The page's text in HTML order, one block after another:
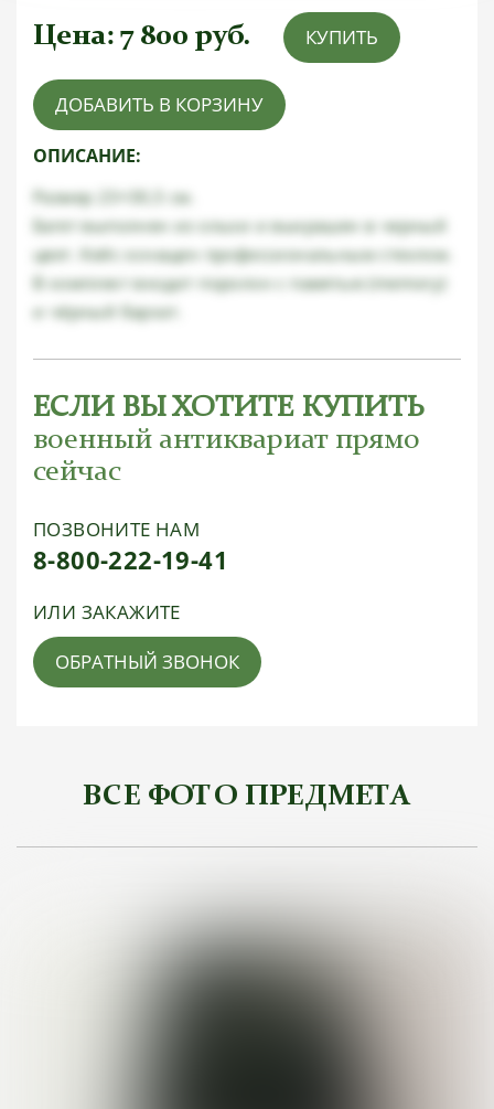
Цена: 7 800 руб. КУПИТЬ
ДОБАВИТЬ В КОРЗИНУ
ОПИСАНИЕ:
Размер 23×30,5 см.
Багет выполнен из ольхи и выкрашен в черный
цвет. Кейс оснащен профессиональным стеклом.
В комплект входит поролон с памятью (memory)
и чёрный бархат.
ЕСЛИ ВЫ ХОТИТЕ КУПИТЬ
военный антиквариат прямо
сейчас
ПОЗВОНИТЕ НАМ
8-800-222-19-41
ИЛИ ЗАКАЖИТЕ
ОБРАТНЫЙ ЗВОНОК
ВСЕ ФОТО ПРЕДМЕТА